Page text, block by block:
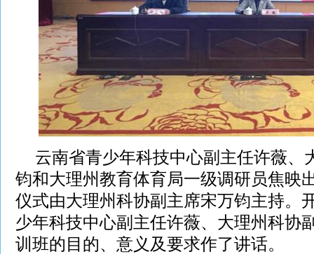
云南省青少年科技中心副主任许薇、
钧和大理州教育体育局一级调研员焦映
仪式由大理州科协副主席宋万钧主持。
少年科技中心副主任许薇、大理州科协
训班的目的、意义及要求作了讲话。